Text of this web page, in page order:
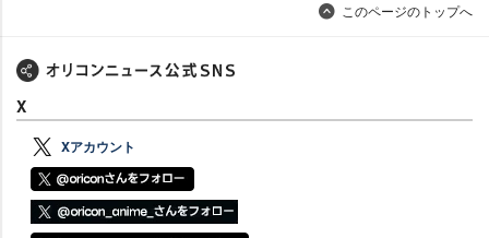
このページのトップへ
X
Xアカウント